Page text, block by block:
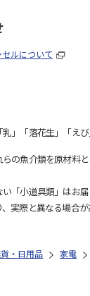
ルについて
」「落花生」「え
の魚介類を原材料
「小道具類」はお届
実際と異なる場合が
・日用品 家電